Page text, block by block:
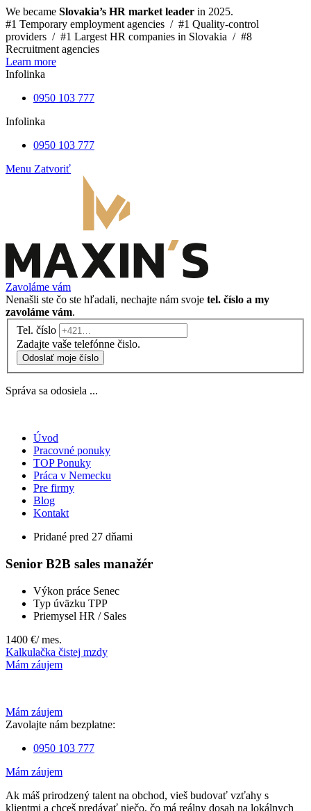
We became Slovakia’s HR market leader in 2025.
#1 Temporary employment agencies / #1 Quality-control
providers / #1 Largest HR companies in Slovakia / #8
Recruitment agencies
Learn more
Infolinka
0950 103 777
Infolinka
0950 103 777
Menu Zatvoriť
Zavoláme vám
Nenašli ste čo ste hľadali, nechajte nám svoje tel. číslo a my
zavoláme vám.
Tel. číslo
Zadajte vaše telefónne čislo.
Odoslať moje číslo
Správa sa odosiela ...
Úvod
Pracovné ponuky
TOP Ponuky
Práca v Nemecku
Pre firmy
Blog
Kontakt
Pridané pred 27 dňami
Senior B2B sales manažér
Výkon práce Senec
Typ úväzku TPP
Priemysel HR / Sales
1400 €/ mes.
Kalkulačka čistej mzdy
Mám záujem
Mám záujem
Zavolajte nám bezplatne:
0950 103 777
Mám záujem
Ak máš prirodzený talent na obchod, vieš budovať vzťahy s
klientmi a chceš predávať niečo, čo má reálny dosah na lokálnych